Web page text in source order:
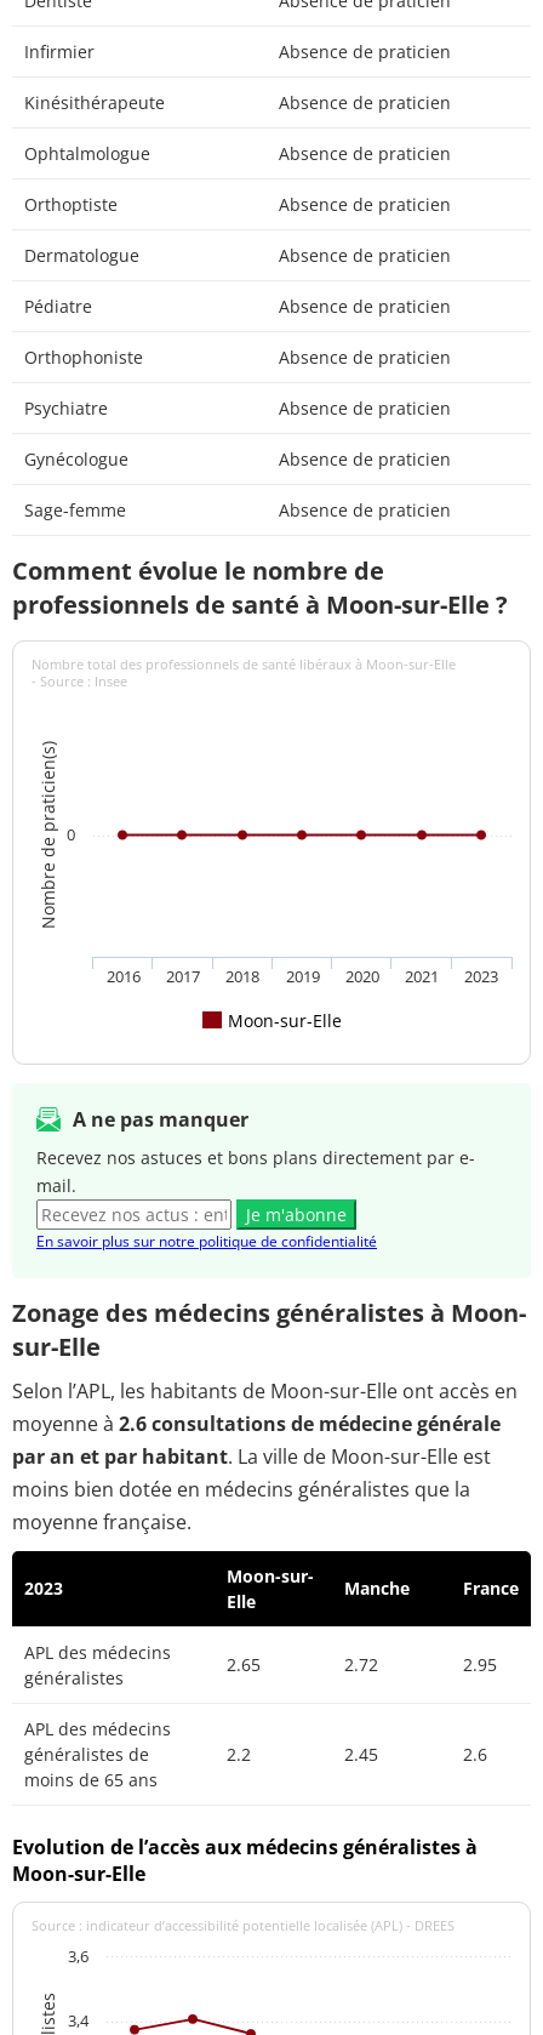
Infirmier Absence de praticien
Kinésithérapeute Absence de praticien
Ophtalmologue Absence de praticien
Orthoptiste Absence de praticien
Dermatologue Absence de praticien
Pédiatre Absence de praticien
Orthophoniste Absence de praticien
Psychiatre Absence de praticien
Gynécologue Absence de praticien
Sage-femme Absence de praticien
Comment évolue le nombre de
professionnels de santé à Moon-sur-Elle ?
Nombre de praticien(s)
Nombre total des professionnels de santé libéraux à Moon-sur-Elle
- Source : Insee
Moon-sur-Elle
2016 2017 2018 2019 2020 2021 2023
0
A ne pas manquer
Recevez nos astuces et bons plans directement par e-
mail.
Je m'abonne
En savoir plus sur notre politique de confidentialité
Zonage des médecins généralistes à Moon-
sur-Elle
Selon l’APL, les habitants de Moon-sur-Elle ont accès en
moyenne à 2.6 consultations de médecine générale
par an et par habitant. La ville de Moon-sur-Elle est
moins bien dotée en médecins généralistes que la
moyenne française.
2023
Moon-sur-
Elle
Manche France
APL des médecins
généralistes
2.65 2.72 2.95
APL des médecins
généralistes de
moins de 65 ans
2.2 2.45 2.6
Evolution de l’accès aux médecins généralistes à
Moon-sur-Elle
Source : indicateur d’accessibilité potentielle localisée (APL) - DREES
3,4
3,6